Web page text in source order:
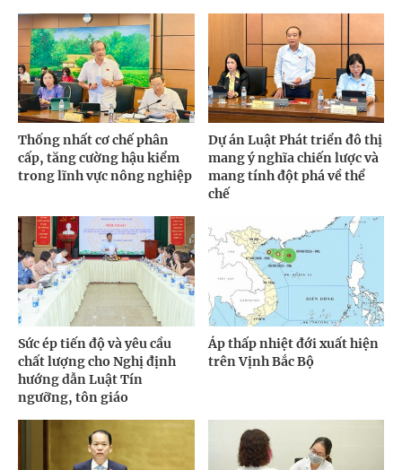
Thống nhất cơ chế phân
cấp, tăng cường hậu kiểm
trong lĩnh vực nông nghiệp
Dự án Luật Phát triển đô thị
mang ý nghĩa chiến lược và
mang tính đột phá về thể
chế
Sức ép tiến độ và yêu cầu
chất lượng cho Nghị định
hướng dẫn Luật Tín
ngưỡng, tôn giáo
Áp thấp nhiệt đới xuất hiện
trên Vịnh Bắc Bộ